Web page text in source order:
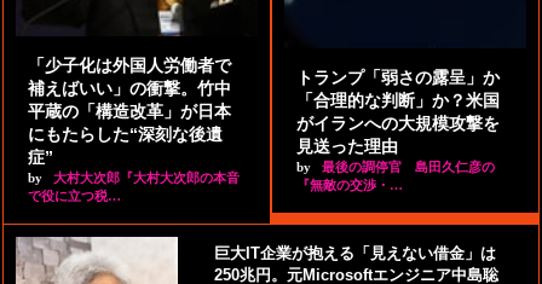
「少子化は外国人労働者で
補えばいい」の衝撃。竹中
平蔵の「構造改革」が日本
にもたらした“深刻な後遺
症”
by
大村大次郎『大村大次郎の本音
で役に立つ税…
トランプ「弱さの露呈」か
「合理的な判断」か？米国
がイランへの大規模攻撃を
見送った理由
by
最後の調停官 島田久仁彦の
『無敵の交渉・…
巨大IT企業が抱える「見えない借金」は
250兆円。元Microsoftエンジニア中島聡